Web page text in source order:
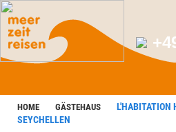
HOME GÄSTEHAUS
L'HABITATION
SEYCHELLEN